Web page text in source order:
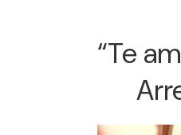
“Te